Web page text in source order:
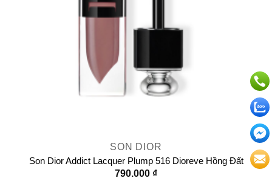
SON DIOR
Son Dior Addict Lacquer Plump 516 Dioreve Hồng Đất
790.000 ₫